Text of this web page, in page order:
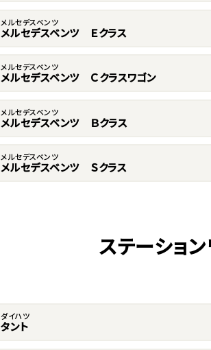
メルセデスベンツ
メルセデスベンツ Ｅクラス
メルセデスベンツ
メルセデスベンツ Ｃクラスワゴン
メルセデスベンツ
メルセデスベンツ Ｂクラス
メルセデスベンツ
メルセデスベンツ Ｓクラス
ステーショ
ダイハツ
タント